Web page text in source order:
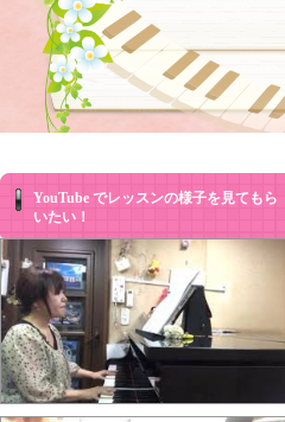
YouTube でレッスンの様子を見てもら
いたい！